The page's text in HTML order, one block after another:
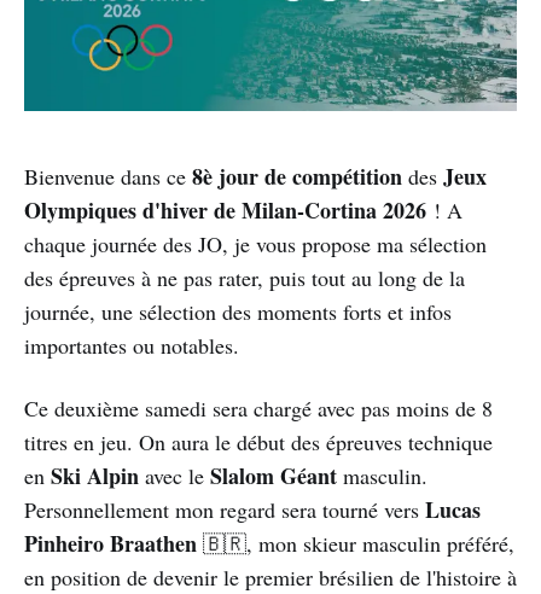
Bienvenue dans ce 8è jour de compétition des Jeux
Olympiques d'hiver de Milan-Cortina 2026 ! A
chaque journée des JO, je vous propose ma sélection
des épreuves à ne pas rater, puis tout au long de la
journée, une sélection des moments forts et infos
importantes ou notables.
Ce deuxième samedi sera chargé avec pas moins de 8
titres en jeu. On aura le début des épreuves technique
en Ski Alpin avec le Slalom Géant masculin.
Personnellement mon regard sera tourné vers Lucas
Pinheiro Braathen 🇧🇷, mon skieur masculin préféré,
en position de devenir le premier brésilien de l'histoire à